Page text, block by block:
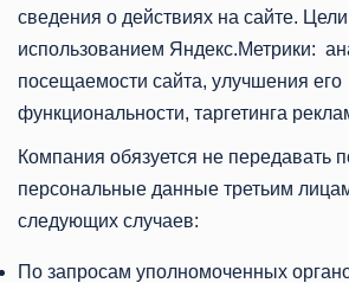
сведения о действиях на сайте.
использованием Яндекс.Метрики:
посещаемости сайта, улучшения его
функциональности, таргетинга
Компания обязуется не передавать
персональные данные третьим
следующих случаев:
По запросам уполномоченных